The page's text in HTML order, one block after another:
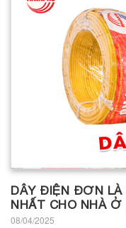
DÂY ĐIỆN ĐƠN LÀ
NHẤT CHO NHÀ Ở
08/04/2025